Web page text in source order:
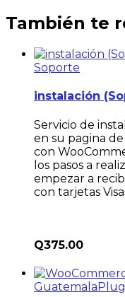
También te
Soporte
instalación
Servicio de
en su pagina
con
los pasos a
empezar a
con tarjetas
Q375.00
Guatemala